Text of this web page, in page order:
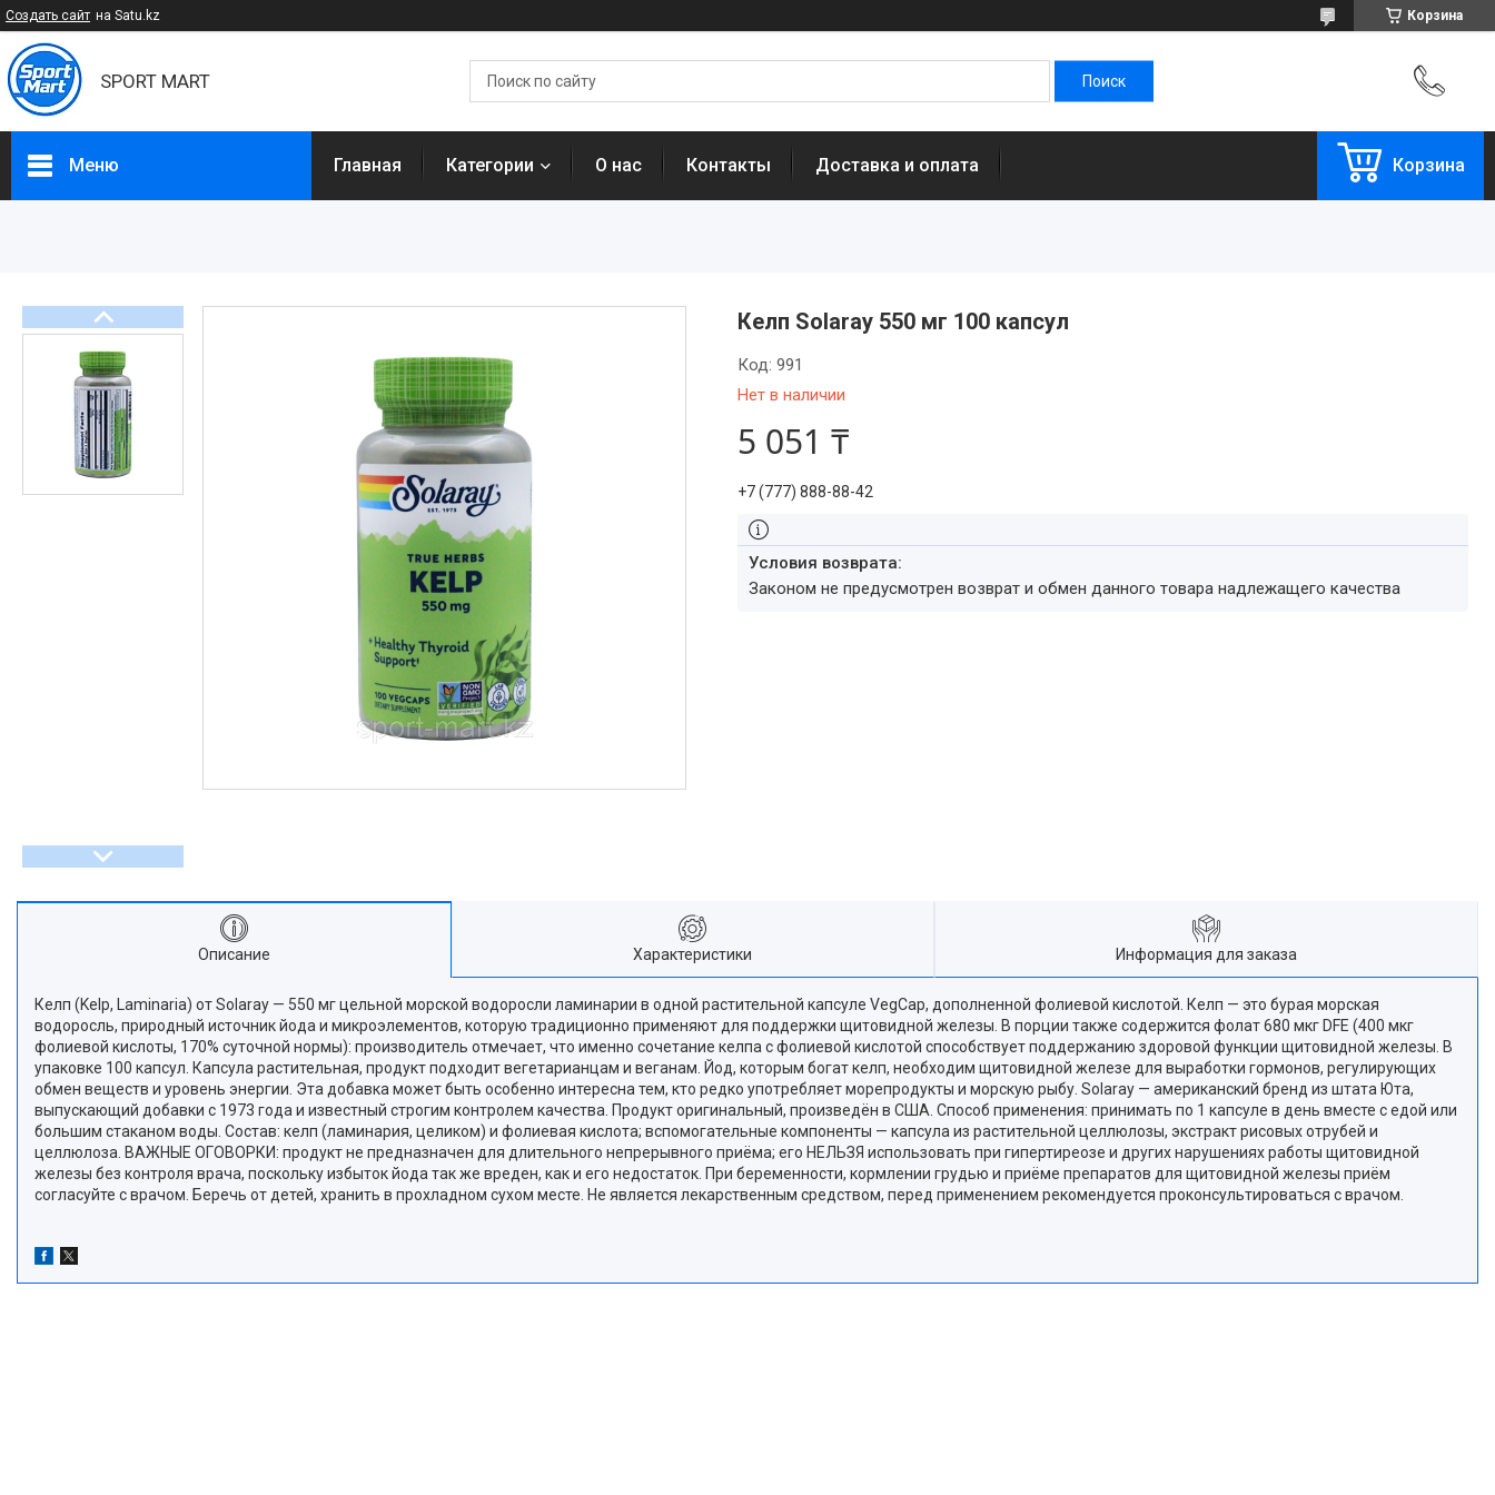
Создать сайт на Satu.kz Корзина
SPORT MART
Меню
Спортивные товары
Диетическое питание
Доставка и оплата
Главная Категории О нас Контакты Доставка и оплата Корзина
Келп Solaray 550 мг 100 капсул
Нет в наличии
Код: 991
5 051 ₸
+7 (777) 888-88-42
Законом не предусмотрен возврат и обмен данного товара надлежащего качества
Описание Характеристики Информация для заказа
Келп (Kelp, Laminaria) от Solaray — 550 мг цельной морской водоросли ламинарии в одной растительной капсуле VegCap, дополненной фолиевой кислотой. Келп — это бурая морская
водоросль, природный источник йода и микроэлементов, которую традиционно применяют для поддержки щитовидной железы. В порции также содержится фолат 680 мкг DFE (400 мкг
фолиевой кислоты, 170% суточной нормы): производитель отмечает, что именно сочетание келпа с фолиевой кислотой способствует поддержанию здоровой функции щитовидной железы. В
упаковке 100 капсул. Капсула растительная, продукт подходит вегетарианцам и веганам. Йод, которым богат келп, необходим щитовидной железе для выработки гормонов, регулирующих
обмен веществ и уровень энергии. Эта добавка может быть особенно интересна тем, кто редко употребляет морепродукты и морскую рыбу. Solaray — американский бренд из штата Юта,
выпускающий добавки с 1973 года и известный строгим контролем качества. Продукт оригинальный, произведён в США. Способ применения: принимать по 1 капсуле в день вместе с едой или
большим стаканом воды. Состав: келп (ламинария, целиком) и фолиевая кислота; вспомогательные компоненты — капсула из растительной целлюлозы, экстракт рисовых отрубей и
целлюлоза. ВАЖНЫЕ ОГОВОРКИ: продукт не предназначен для длительного непрерывного приёма; его НЕЛЬЗЯ использовать при гипертиреозе и других нарушениях работы щитовидной
железы без контроля врача, поскольку избыток йода так же вреден, как и его недостаток. При беременности, кормлении грудью и приёме препаратов для щитовидной железы приём
согласуйте с врачом. Беречь от детей, хранить в прохладном сухом месте. Не является лекарственным средством, перед применением рекомендуется проконсультироваться с врачом.